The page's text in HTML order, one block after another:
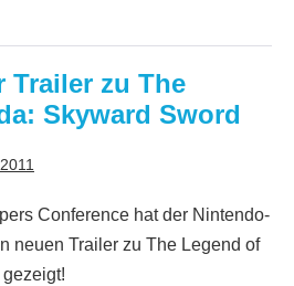
Trailer zu The
Skyward Sword
Conference hat der Nintendo-
neuen Trailer zu The Legend of